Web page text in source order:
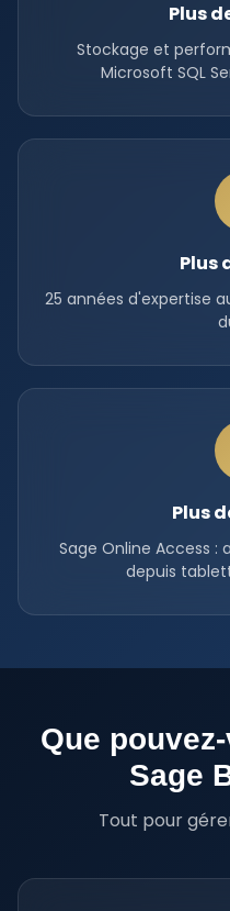
Plus
Stockage et
Microsoft SQL
Plus
25 années d'expertise
Plus
Sage Online Access :
depuis
Que
Sage
Tout pour